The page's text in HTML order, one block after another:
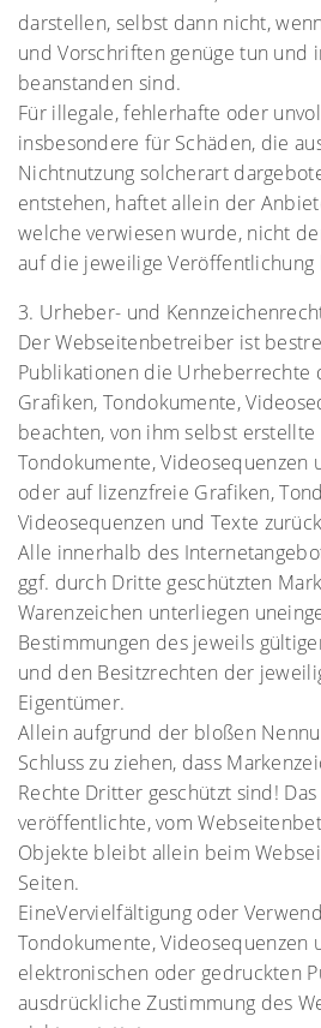
darstellen, selbst dann nicht,
und Vorschriften genüge tun und
beanstanden sind.
Für illegale, fehlerhafte oder
insbesondere für Schäden, die
Nichtnutzung solcherart
entstehen, haftet allein der
welche verwiesen wurde, nicht
auf die jeweilige
3. Urheber- und
Der Webseitenbetreiber ist
Publikationen die Urheberrechte
Grafiken, Tondokumente,
beachten, von ihm selbst erstellte
Tondokumente, Videosequenzen
oder auf lizenzfreie Grafiken,
Videosequenzen und Texte
Alle innerhalb des
ggf. durch Dritte geschützten
Warenzeichen unterliegen
Bestimmungen des jeweils
und den Besitzrechten der
Eigentümer.
Allein aufgrund der bloßen
Schluss zu ziehen, dass
Rechte Dritter geschützt sind!
veröffentlichte, vom
Objekte bleibt allein beim
Seiten.
EineVervielfältigung oder
Tondokumente, Videosequenzen
elektronischen oder gedruckten
ausdrückliche Zustimmung des